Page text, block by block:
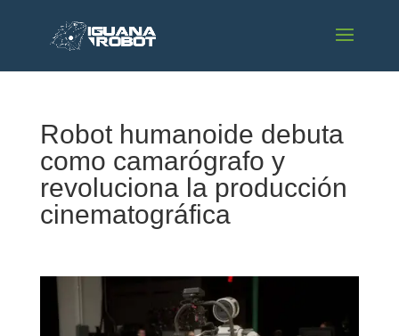
Robot humanoide debuta
como camarógrafo y
revoluciona la producción
cinematográfica